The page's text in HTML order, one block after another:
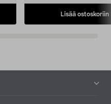
Lisää ostoskoriin